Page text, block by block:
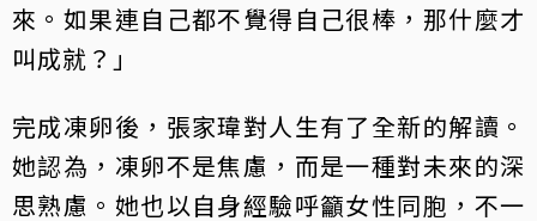
來。如果連自己都不覺得自己很棒，那什麼才
叫成就？」
完成凍卵後，張家瑋對人生有了全新的解讀。
她認為，凍卵不是焦慮，而是一種對未來的深
思熟慮。她也以自身經驗呼籲女性同胞，不一